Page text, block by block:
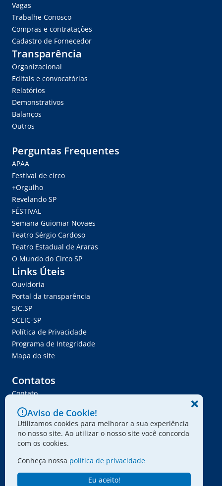
Vagas
Trabalhe Conosco
Compras e contratações
Cadastro de Fornecedor
Transparência
Organizacional
Editais e convocatórias
Relatórios
Demonstrativos
Balanços
Outros
Perguntas Frequentes
APAA
Festival de circo
+Orgulho
Revelando SP
FÉSTIVAL
Semana Guiomar Novaes
Teatro Sérgio Cardoso
Teatro Estadual de Araras
O Mundo do Circo SP
Links Úteis
Ouvidoria
Portal da transparência
SIC.SP
SCEIC-SP
Política de Privacidade
Programa de Integridade
Mapa do site
Contatos
Contato
Trabalhe Conosco
Ser Fornecedor
Envie seu projeto
© 2024 - Associação Paulista dos Amigos da Arte
Aviso de Cookie!
Utilizamos cookies para melhorar a sua experiência
no nosso site. Ao utilizar o nosso site você concorda
com os cookies.
Conheça nossa política de privacidade
Eu aceito!